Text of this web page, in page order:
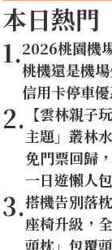
本日熱門
1.2026桃園機
桃機還是機
信用卡停車優
2. 【雲林親子
主題」叢林
免門票回歸
一日遊懶人包
3.搭機告別落
座椅升級，
頭枕」包覆